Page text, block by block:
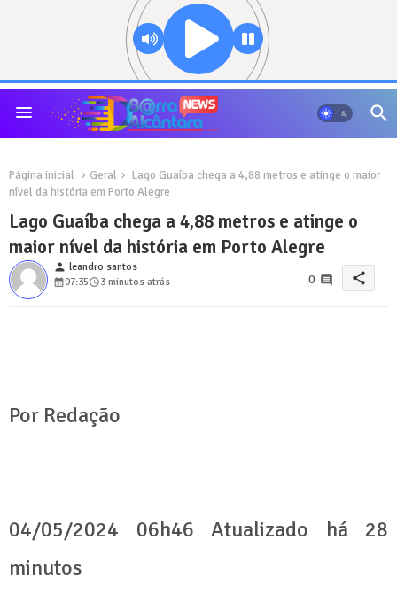
Página inicial Geral
Lago Guaíba chega a 4,88 metros e atinge o maior
nível da história em Porto Alegre
Lago Guaíba chega a 4,88 metros e atinge o
maior nível da história em Porto Alegre
person leandro santos
07:35
3 minutos atrás 0 share
Por Redação
04/05/2024 06h46 Atualizado há 28
minutos